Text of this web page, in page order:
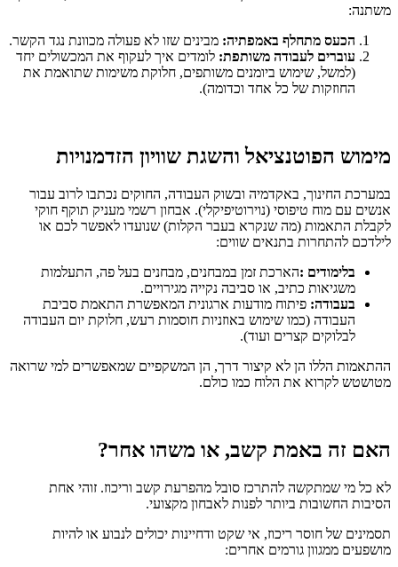
משתנה:
הכעס מתחלף באמפתיה: מבינים שזו לא פעולה מכוונת נגד הקשר.
עוברים לעבודה משותפת: לומדים איך לעקוף את המכשולים יחד
(למשל, שימוש ביומנים משותפים, חלוקת משימות שתואמת את
החוזקות של כל אחד וכדומה).
מימוש הפוטנציאל והשגת שוויון הזדמנויות
במערכת החינוך, באקדמיה ובשוק העבודה, החוקים נכתבו לרוב עבור
אנשים עם מוח טיפוסי (נוירוטיפיקלי). אבחון רשמי מעניק תוקף חוקי
לקבלת התאמות (מה שנקרא בעבר הקלות) שנועדו לאפשר לכם או
לילדכם להתחרות בתנאים שווים:
בלימודים :הארכת זמן במבחנים, מבחנים בעל פה, התעלמות
משגיאות כתיב, או סביבה נקייה מגירויים.
בעבודה: פיתוח מודעות ארגונית המאפשרת התאמת סביבת
העבודה (כמו שימוש באוזניות חוסמות רעש, חלוקת יום העבודה
לבלוקים קצרים ועוד).
ההתאמות הללו הן לא קיצור דרך, הן המשקפיים שמאפשרים למי שרואה
מטושטש לקרוא את הלוח כמו כולם.
האם זה באמת קשב, או משהו אחר?
לא כל מי שמתקשה להתרכז סובל מהפרעת קשב וריכוז. זוהי אחת
הסיבות החשובות ביותר לפנות לאבחון מקצועי.
תסמינים של חוסר ריכוז, אי שקט ודחיינות יכולים לנבוע או להיות
מושפעים ממגוון גורמים אחרים: